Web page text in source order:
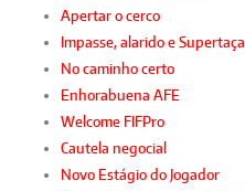
Apertar o cerco
Impasse, alarido e Supertaça
No caminho certo
Enhorabuena AFE
Welcome FIFPro
Cautela negocial
Novo Estágio do Jogador